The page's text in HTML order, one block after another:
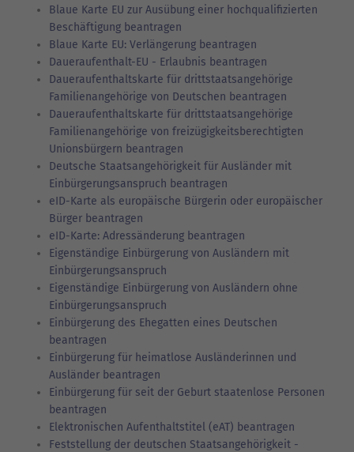
Blaue Karte EU zur Ausübung einer hochqualifizierten
Beschäftigung beantragen
Blaue Karte EU: Verlängerung beantragen
Daueraufenthalt-EU - Erlaubnis beantragen
Daueraufenthaltskarte für drittstaatsangehörige
Familienangehörige von Deutschen beantragen
Daueraufenthaltskarte für drittstaatsangehörige
Familienangehörige von freizügigkeitsberechtigten
Unionsbürgern beantragen
Deutsche Staatsangehörigkeit für Ausländer mit
Einbürgerungsanspruch beantragen
eID-Karte als europäische Bürgerin oder europäischer
Bürger beantragen
eID-Karte: Adressänderung beantragen
Eigenständige Einbürgerung von Ausländern mit
Einbürgerungsanspruch
Eigenständige Einbürgerung von Ausländern ohne
Einbürgerungsanspruch
Einbürgerung des Ehegatten eines Deutschen
beantragen
Einbürgerung für heimatlose Ausländerinnen und
Ausländer beantragen
Einbürgerung für seit der Geburt staatenlose Personen
beantragen
Elektronischen Aufenthaltstitel (eAT) beantragen
Feststellung der deutschen Staatsangehörigkeit -